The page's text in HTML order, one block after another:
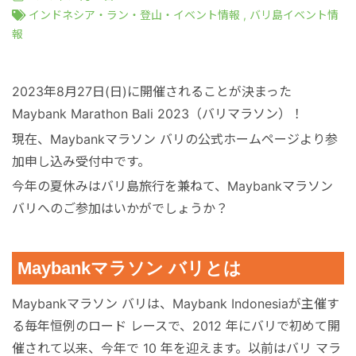
インドネシア・ラン・登山・イベント情報 , バリ島イベント情
報
2023年8月27日(日)に開催されることが決まった
Maybank Marathon Bali 2023（バリマラソン）！
現在、Maybankマラソン バリの公式ホームページより参
加申し込み受付中です。
今年の夏休みはバリ島旅行を兼ねて、Maybankマラソン
バリへのご参加はいかがでしょうか？
Maybankマラソン バリとは
Maybankマラソン バリは、Maybank Indonesiaが主催す
る毎年恒例のロード レースで、2012 年にバリで初めて開
催されて以来、今年で 10 年を迎えます。以前はバリ マラ
VIPアシスト
ライン体験
ターンシップ
遺産
ャーター
サポート
ーシア
ボジア
サファリパーク
ロンボク島
コモド島